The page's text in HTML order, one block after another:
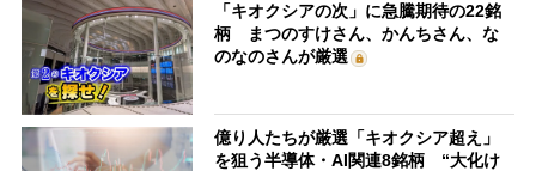
「キオクシアの次」に急騰期待の22銘
柄 まつのすけさん、かんちさん、な
のなのさんが厳選
億り人たちが厳選「キオクシア超え」
を狙う半導体・AI関連8銘柄 “大化け